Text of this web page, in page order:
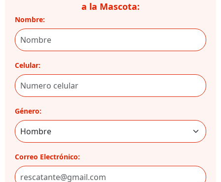
a la Mascota:
Nombre:
Celular:
Género:
Correo Electrónico: